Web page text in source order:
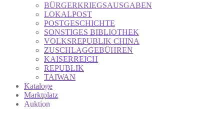
BÜRGERKRIEGSAUSGABEN
LOKALPOST
POSTGESCHICHTE
SONSTIGES BIBLIOTHEK
VOLKSREPUBLIK CHINA
ZUSCHLAGGEBÜHREN
KAISERREICH
REPUBLIK
TAIWAN
Kataloge
Marktplatz
Auktion